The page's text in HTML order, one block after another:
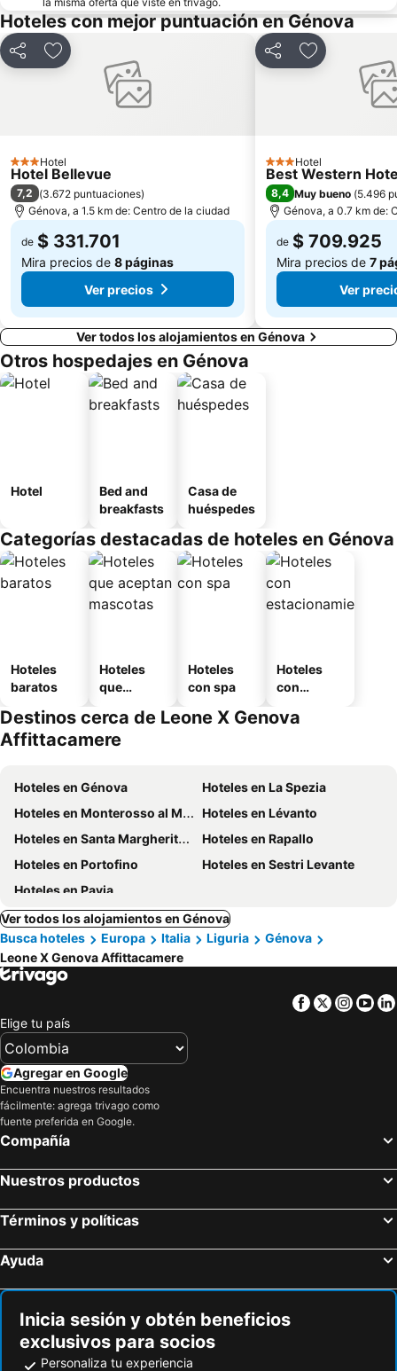
Hoteles con mejor puntuación en Génova
CompartirAgregar a favoritos
3 Estrellas
Hotel
Hotel Bellevue
7,2 (3.672 puntuaciones)
Génova, a 1.5 km de: Centro de la ciudad
de $ 331.701
Mira precios de 8 páginas
Ver precios
CompartirAgregar a
3 Estrellas
Hotel
Best Western
8,4 Muy bueno (5.496
Génova, a 0.7 km de:
de $ 709.925
Mira precios de 7
Ver
Ver todos los alojamientos en Génova
Otros hospedajes en Génova
Hotel
Bed and
breakfasts
Casa de
huéspedes
Categorías destacadas de hoteles en Génova
Hoteles
baratos
Hoteles
que
mascotas
Hoteles
con spa
Hoteles
con
miento
Destinos cerca de Leone X Genova
Affittacamere
Hoteles en Génova
Hoteles en La Spezia
Hoteles en Monterosso al Mare
Hoteles en Lévanto
Hoteles en Santa Margherita Ligure
Hoteles en Rapallo
Hoteles en Portofino
Hoteles en Sestri Levante
Hoteles en Pavia
Ver todos los alojamientos en Génova
Busca hoteles
Europa Italia Liguria
Génova
Leone X Genova Affittacamere
Facebook
Twitter
Elige tu país
Agregar en Google
Encuentra nuestros resultados
fácilmente: agrega trivago como
fuente preferida en Google.
Compañía
Nuestros productos
Términos y políticas
Ayuda
Inicia sesión y obtén beneficios
exclusivos para socios
Personaliza tu experiencia